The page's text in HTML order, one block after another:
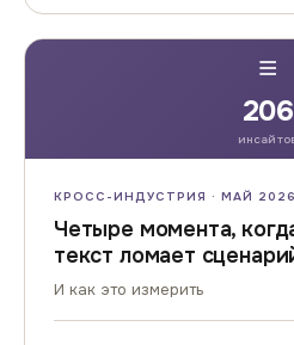
≡
206
КРОСС-ИНДУСТРИЯ · МАЙ 2026
Четыре момента,
текст ломает
И как это измерить